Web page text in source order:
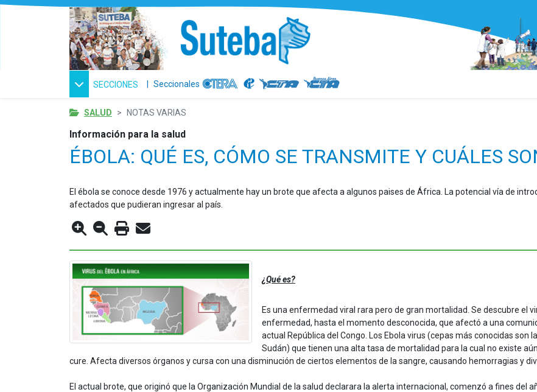
SECCIONES | Seccionales
SALUD NOTAS VARIAS
Información para la salud
ÉBOLA: QUÉ ES, CÓMO SE TRANSMITE Y CUÁLES
El ébola se conoce desde 1976 y actualmente hay un brote que afecta a algunos paises de África. La potencial vía de
afectados que pudieran ingresar al país.
¿Qué es?
Es una enfermedad viral rara pero de gran mortalidad. Se descubre el
enfermedad, hasta el momento desconocida, que afectó a una
actual República del Congo. Los Ebola virus (cepas más conocidas son
Sudán) que tienen una alta tasa de mortalidad para la cual no existe
cure. Afecta diversos órganos y cursa con una disminución de ciertos elementos de la sangre, causando hemorragias y
El actual brote, que originó que la Organización Mundial de la salud declarara la alerta internacional, comenzó a fines del